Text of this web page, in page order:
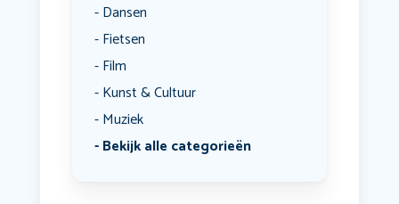
Dansen
Fietsen
Film
Kunst & Cultuur
Muziek
Bekijk alle categorieën